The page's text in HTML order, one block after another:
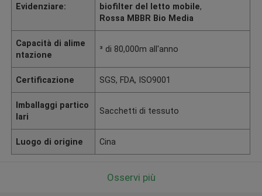
Evidenziare:
biofilter del letto mobile,
Rossa MBBR Bio Media
Capacità di alime
ntazione
³ di 80,000m all'anno
Certificazione SGS, FDA, ISO9001
Imballaggi partico
lari
Sacchetti di tessuto
Luogo di origine Cina
Osservi più